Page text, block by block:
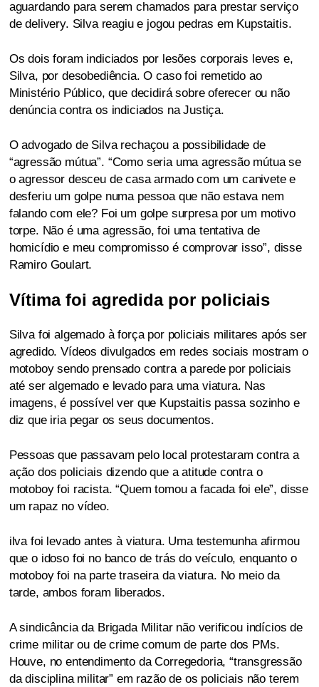
aguardando para serem chamados para prestar serviço
de delivery. Silva reagiu e jogou pedras em Kupstaitis.
Os dois foram indiciados por lesões corporais leves e,
Silva, por desobediência. O caso foi remetido ao
Ministério Público, que decidirá sobre oferecer ou não
denúncia contra os indiciados na Justiça.
O advogado de Silva rechaçou a possibilidade de
“agressão mútua”. “Como seria uma agressão mútua se
o agressor desceu de casa armado com um canivete e
desferiu um golpe numa pessoa que não estava nem
falando com ele? Foi um golpe surpresa por um motivo
torpe. Não é uma agressão, foi uma tentativa de
homicídio e meu compromisso é comprovar isso”, disse
Ramiro Goulart.
Vítima foi agredida por policiais
Silva foi algemado à força por policiais militares após ser
agredido. Vídeos divulgados em redes sociais mostram o
motoboy sendo prensado contra a parede por policiais
até ser algemado e levado para uma viatura. Nas
imagens, é possível ver que Kupstaitis passa sozinho e
diz que iria pegar os seus documentos.
Pessoas que passavam pelo local protestaram contra a
ação dos policiais dizendo que a atitude contra o
motoboy foi racista. “Quem tomou a facada foi ele”, disse
um rapaz no vídeo.
ilva foi levado antes à viatura. Uma testemunha afirmou
que o idoso foi no banco de trás do veículo, enquanto o
motoboy foi na parte traseira da viatura. No meio da
tarde, ambos foram liberados.
A sindicância da Brigada Militar não verificou indícios de
crime militar ou de crime comum de parte dos PMs.
Houve, no entendimento da Corregedoria, “transgressão
da disciplina militar” em razão de os policiais não terem